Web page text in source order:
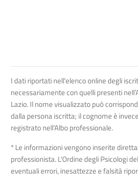
I dati riportati nell'elenco online degli
necessariamente con quelli presenti
Lazio. Il nome visualizzato può
dalla persona iscritta; il cognome è
registrato nell’Albo professionale.
* Le informazioni vengono inserite
professionista. L'Ordine degli Psicologi
eventuali errori, inesattezze e falsità